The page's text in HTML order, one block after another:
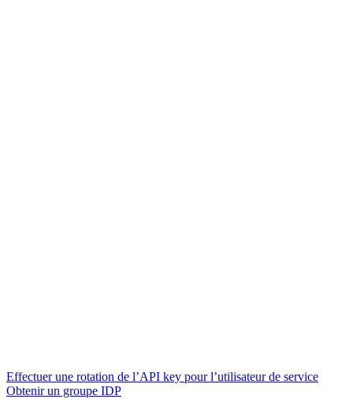
Effectuer une rotation de l’API key pour l’utilisateur de service
Obtenir un groupe IDP